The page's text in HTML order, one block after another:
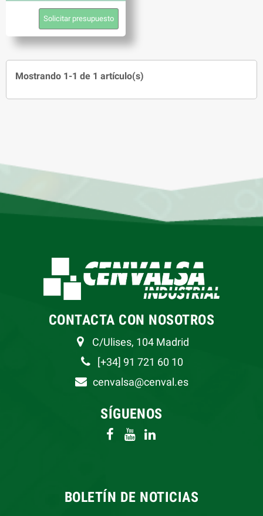
Solicitar presupuesto
Mostrando 1-1 de 1 artículo(s)
CONTACTA CON NOSOTROS
C/Ulises, 104 Madrid
[+34] 91 721 60 10
cenvalsa@cenval.es
SÍGUENOS
BOLETÍN DE NOTICIAS